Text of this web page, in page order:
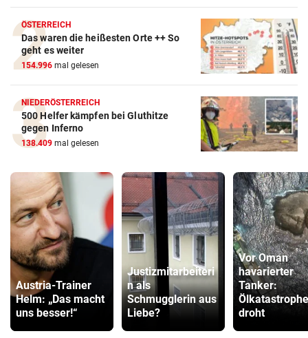
ÖSTERREICH
Das waren die heißesten Orte ++ So
geht es weiter
154.996 mal gelesen
NIEDERÖSTERREICH
500 Helfer kämpfen bei Gluthitze
gegen Inferno
138.409 mal gelesen
Austria-Trainer
Helm: „Das macht
uns besser!“
Justizmitarbeiteri
n als
Schmugglerin aus
Liebe?
Vor Oman
havarierter
Tanker:
Ölkatastrophe
droht